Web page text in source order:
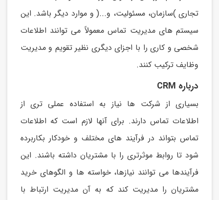
تجاری )سازمان، مسئولیت، و...( و موارد ديگر باشد. اين
سیستم های مديريت تماس معمولاً می توانند اطلاعات
شخصی و کاری را با اجزای ديگری نظیر تقويم و مديريت
وظايف ترکیب کنند.
درباره CRM
بسیاری از شرکت ها نیاز به استفاده عملی تری از
اطلاعات تماس دارند. برای آنها لازم است که اطلاعات
تماس بتواند در فرآيند های مختلف و خودکار بکاربرده
شود تا روابط موثرتری را با مشتريان داشته باشند. اين
فرآيندها می توانند نیازها، خواسته ها و الگوهای خريد
مشتريان را مديريت کند که به آن مديريت ارتباط با